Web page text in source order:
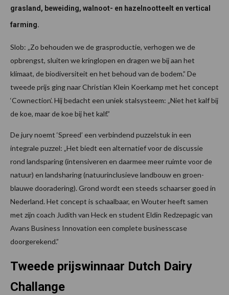
grasland, beweiding, walnoot- en hazelnootteelt en vertical
farming.
Slob: „Zo behouden we de grasproductie, verhogen we de
opbrengst, sluiten we kringlopen en dragen we bij aan het
klimaat, de biodiversiteit en het behoud van de bodem.” De
tweede prijs ging naar Christian Klein Koerkamp met het concept
‘Cownection’. Hij bedacht een uniek stalsysteem: „Niet het kalf bij
de koe, maar de koe bij het kalf.”
De jury noemt ‘Spreed’ een verbindend puzzelstuk in een
integrale puzzel: „Het biedt een alternatief voor de discussie
rond landsparing (intensiveren en daarmee meer ruimte voor de
natuur) en landsharing (natuurinclusieve landbouw en groen-
blauwe dooradering). Grond wordt een steeds schaarser goed in
Nederland. Het concept is schaalbaar, en Wouter heeft samen
met zijn coach Judith van Heck en student Eldin Redzepagic van
Avans Business Innovation een complete businesscase
doorgerekend.”
Tweede prijswinnaar Dutch Dairy
Challange